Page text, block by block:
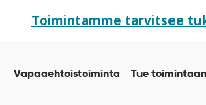
Toimintamme tarvitsee
Näytä
Vapaaehtoistoiminta Tue